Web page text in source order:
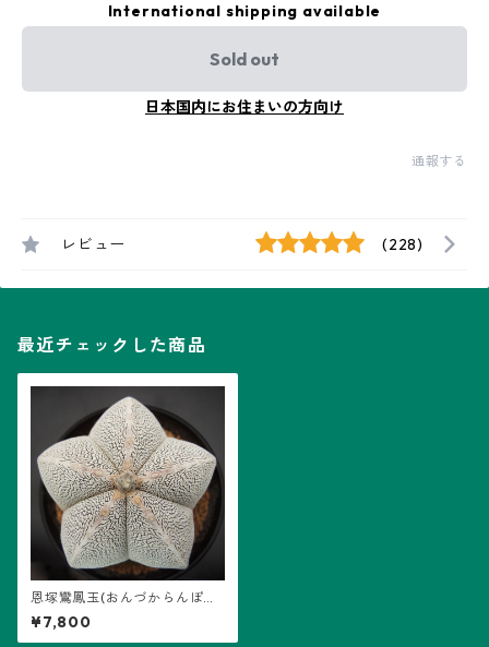
International shipping available
Sold out
日本国内にお住まいの方向け
通報する
レビュー (228)
最近チェックした商品
恩塚鸞鳳玉(おんづからんぽう
ぎょく)・アストロフィツム属
(B03) ※実生
¥7,800